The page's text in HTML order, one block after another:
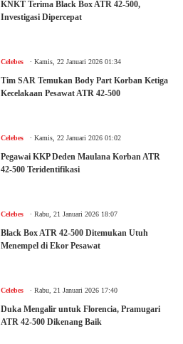
KNKT Terima Black Box ATR 42-500,
Investigasi Dipercepat
Celebes Kamis, 22 Januari 2026 01:34
Tim SAR Temukan Body Part Korban Ketiga
Kecelakaan Pesawat ATR 42-500
Celebes Kamis, 22 Januari 2026 01:02
Pegawai KKP Deden Maulana Korban ATR
42-500 Teridentifikasi
Celebes Rabu, 21 Januari 2026 18:07
Black Box ATR 42-500 Ditemukan Utuh
Menempel di Ekor Pesawat
Celebes Rabu, 21 Januari 2026 17:40
Duka Mengalir untuk Florencia, Pramugari
ATR 42-500 Dikenang Baik